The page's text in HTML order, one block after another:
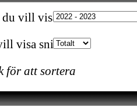
vill visa snitt för
visa snitt för
för att sortera